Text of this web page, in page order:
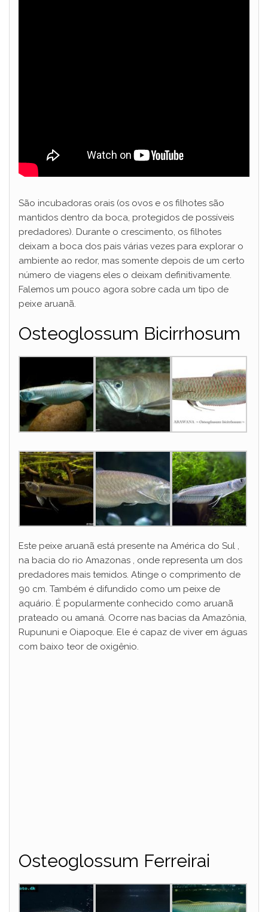
São incubadoras orais (os ovos e os filhotes são
mantidos dentro da boca, protegidos de possíveis
predadores). Durante o crescimento, os filhotes
deixam a boca dos pais várias vezes para explorar o
ambiente ao redor, mas somente depois de um certo
número de viagens eles o deixam definitivamente.
Falemos um pouco agora sobre cada um tipo de
peixe aruanã.
Osteoglossum Bicirrhosum
Este peixe aruanã está presente na América do Sul ,
na bacia do rio Amazonas , onde representa um dos
predadores mais temidos. Atinge o comprimento de
90 cm. Também é difundido como um peixe de
aquário. É popularmente conhecido como aruanã
prateado ou amaná. Ocorre nas bacias da Amazônia,
Rupununi e Oiapoque. Ele é capaz de viver em águas
com baixo teor de oxigênio.
Osteoglossum Ferreirai